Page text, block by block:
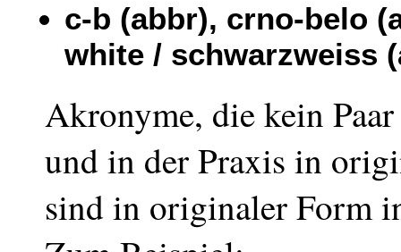
c-b (abbr), crno-belo
white / schwarzweiss
Akronyme, die kein
und in der Praxis in
sind in originaler Form